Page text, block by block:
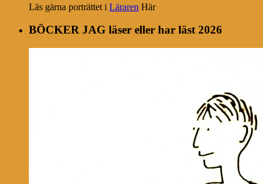
Läs gärna porträttet i Läraren Här
BÖCKER JAG läser eller har läst 2026